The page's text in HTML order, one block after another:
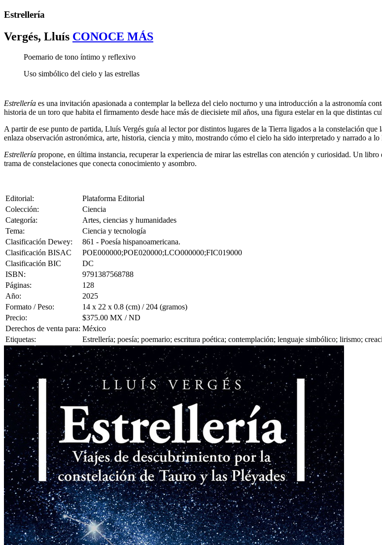
Estrellería
Vergés, Lluís CONOCE MÁS
Poemario de tono íntimo y reflexivo
Uso simbólico del cielo y las estrellas
Estrellería es una invitación apasionada a contemplar la belleza del cielo nocturno y una introducción a la astronomía
historia de un toro que habita el firmamento desde hace más de diecisiete mil años, una figura estelar en la que distintas
A partir de ese punto de partida, Lluís Vergés guía al lector por distintos lugares de la Tierra ligados a la constelación
enlaza observación astronómica, arte, historia, ciencia y mito, mostrando cómo el cielo ha sido interpretado y narrado a
Estrellería propone, en última instancia, recuperar la experiencia de mirar las estrellas con atención y curiosidad. Un
trama de constelaciones que conecta conocimiento y asombro.
Editorial:
Plataforma Editorial
Colección:
Ciencia
Categoría:
Artes, ciencias y humanidades
Tema:
Ciencia y tecnología
Clasificación Dewey:
861 - Poesía hispanoamericana.
Clasificación BISAC
POE000000;POE020000;LCO000000;FIC019000
Clasificación BIC
DC
ISBN:
9791387568788
Páginas:
128
Año:
2025
Formato / Peso:
14 x 22 x 0.8 (cm) / 204 (gramos)
Precio:
$375.00 MX / ND
Derechos de venta para: México
Etiquetas:
Estrellería; poesía; poemario; escritura poética; contemplación; lenguaje simbólico; lirismo;